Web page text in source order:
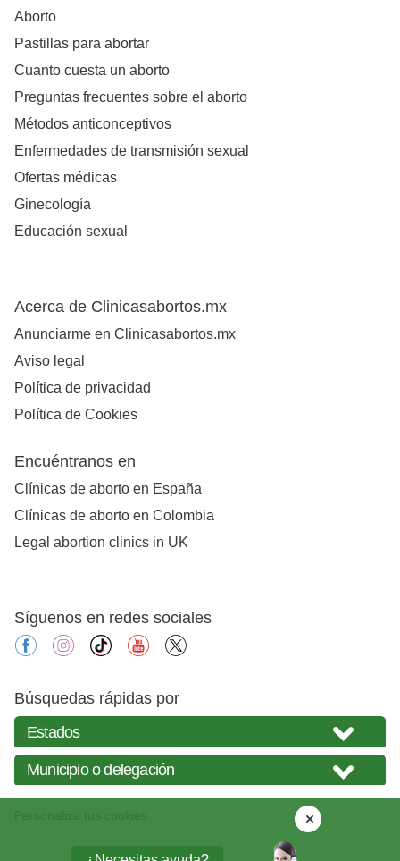
Aborto
Pastillas para abortar
Cuanto cuesta un aborto
Preguntas frecuentes sobre el aborto
Métodos anticonceptivos
Enfermedades de transmisión sexual
Ofertas médicas
Ginecología
Educación sexual
Acerca de Clinicasabortos.mx
Anunciarme en Clinicasabortos.mx
Aviso legal
Política de privacidad
Política de Cookies
Encuéntranos en
Clínicas de aborto en España
Clínicas de aborto en Colombia
Legal abortion clinics in UK
Síguenos en redes sociales
facebookinstagram
tiktok youtube
Búsquedas rápidas por